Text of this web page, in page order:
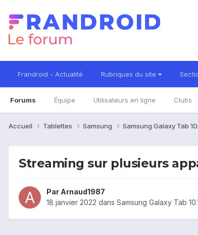
Frandroid - Actualité Rubriques du site
Forums Équipe Utilisateurs en ligne Clubs
Accueil Tablettes Samsung Samsung Galaxy Tab
Streaming sur plusieurs
Par Arnaud1987
18 janvier 2022 dans Samsung Galaxy Tab